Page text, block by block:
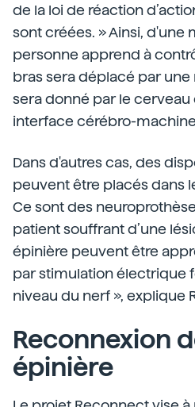
de la loi de réaction
sont créées. » Ainsi, d'une
personne apprend à
bras sera déplacé par
sera donné par le cerveau
interface cérébro-
Dans d'autres cas, des
peuvent être placés dans
Ce sont des
patient souffrant d’une
épinière peuvent être
par stimulation électrique
niveau du nerf », explique
Reconnexion
épinière